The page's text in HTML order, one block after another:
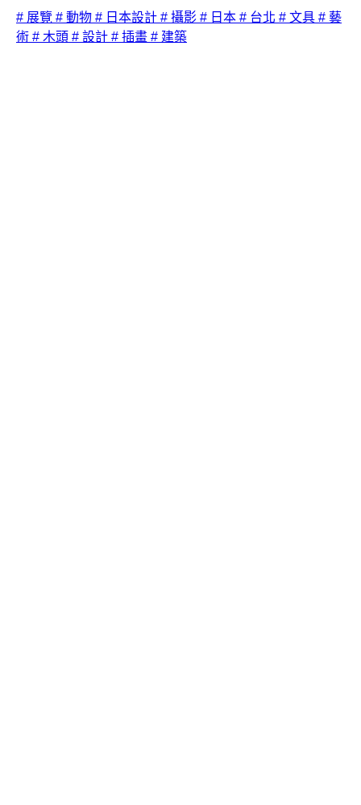
# 展覽 # 動物 # 日本設計 # 攝影 # 日本 # 台北 # 文具 # 藝
術 # 木頭 # 設計 # 插畫 # 建築